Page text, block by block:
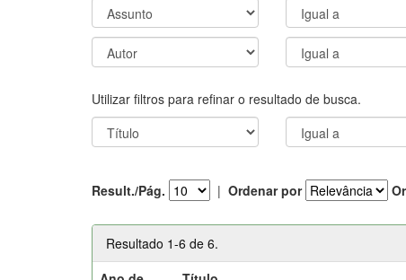
Utilizar filtros para refinar o resultado de busca.
Result./Pág. | Ordenar por
Resultado 1-6 de 6.